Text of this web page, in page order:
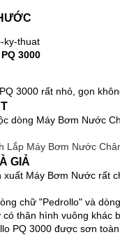
3000
3000 rất nhỏ, gọn
dòng Máy Bơm Nước
Lắp Máy Bơm Nước
GIẢ
Máy Bơm Nước rất
chữ "Pedrollo" và
thân hình vuông
PQ 3000 được sơn